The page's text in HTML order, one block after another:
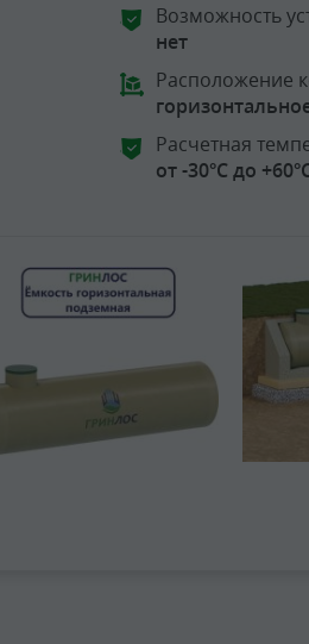
Возможность
нет
Расположение
Расчетная
от -30°C до